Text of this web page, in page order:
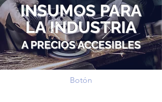
INSUMOS PARA
LA INDUSTRIA
A PRECIOS ACCESIBLES
Botón